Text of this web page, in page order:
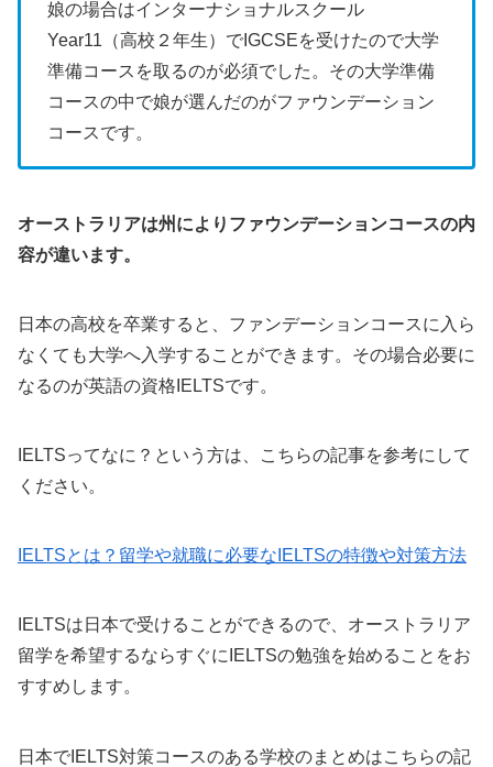
娘の場合はインターナショナルスクール
Year11（高校２年生）でIGCSEを受けたので大学
準備コースを取るのが必須でした。その大学準備
コースの中で娘が選んだのがファウンデーション
コースです。
オーストラリアは州によりファウンデーションコースの内
容が違います。
日本の高校を卒業すると、ファンデーションコースに入ら
なくても大学へ入学することができます。その場合必要に
なるのが英語の資格IELTSです。
IELTSってなに？という方は、こちらの記事を参考にして
ください。
IELTSとは？留学や就職に必要なIELTSの特徴や対策方法
IELTSは日本で受けることができるので、オーストラリア
留学を希望するならすぐにIELTSの勉強を始めることをお
すすめします。
日本でIELTS対策コースのある学校のまとめはこちらの記